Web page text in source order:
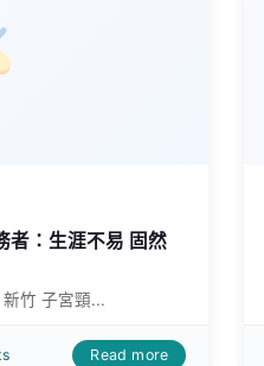
者：生涯不易 固然
竹 子宮頸...
Read more